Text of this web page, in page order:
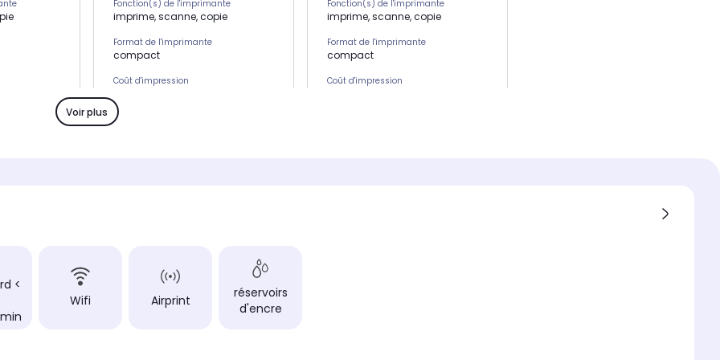
Fonction(s) de l'imprimante
imprime, scanne, copie
Format de l'imprimante
compact
Coût d'impression
économique
manuel
Fonction(s) de l'imprimante
imprime, scanne, copie
Format de l'imprimante
compact
Coût d'impression
Voir plus
<
Wifi Airprint
réservoirs
d'encre